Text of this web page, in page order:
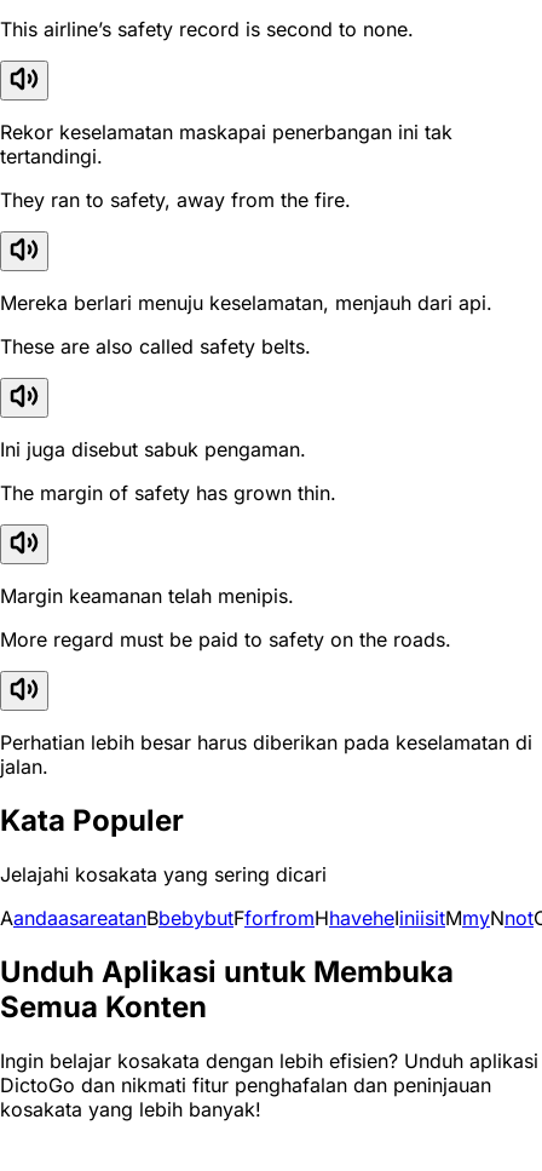
This airline’s safety record is second to none.
Rekor keselamatan maskapai penerbangan ini tak
tertandingi.
They ran to safety, away from the fire.
Mereka berlari menuju keselamatan, menjauh dari api.
These are also called safety belts.
Ini juga disebut sabuk pengaman.
The margin of safety has grown thin.
Margin keamanan telah menipis.
More regard must be paid to safety on the roads.
Perhatian lebih besar harus diberikan pada keselamatan di
jalan.
Kata Populer
Jelajahi kosakata yang sering dicari
AandaasareatanBbebybutFforfromHhaveheIiniisitMmyNnot
Unduh Aplikasi untuk Membuka
Semua Konten
Ingin belajar kosakata dengan lebih efisien? Unduh aplikasi
DictoGo dan nikmati fitur penghafalan dan peninjauan
kosakata yang lebih banyak!